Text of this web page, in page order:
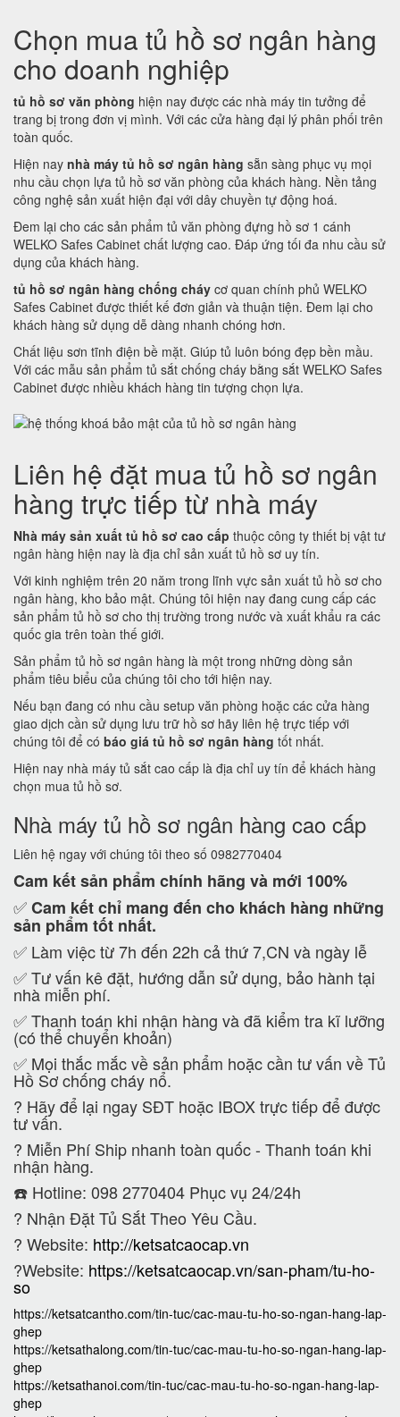
Chọn mua tủ hồ sơ ngân hàng
cho doanh nghiệp
tủ hồ sơ văn phòng hiện nay được các nhà máy tin tưởng để
trang bị trong đơn vị mình. Với các cửa hàng đại lý phân phối trên
toàn quốc.
Hiện nay nhà máy tủ hồ sơ ngân hàng sẵn sàng phục vụ mọi
nhu cầu chọn lựa tủ hồ sơ văn phòng của khách hàng. Nền tảng
công nghệ sản xuất hiện đại với dây chuyền tự động hoá.
Đem lại cho các sản phẩm tủ văn phòng đựng hồ sơ 1 cánh
WELKO Safes Cabinet chất lượng cao. Đáp ứng tối đa nhu cầu sử
dụng của khách hàng.
tủ hồ sơ ngân hàng chống cháy cơ quan chính phủ WELKO
Safes Cabinet được thiết kế đơn giản và thuận tiện. Đem lại cho
khách hàng sử dụng dễ dàng nhanh chóng hơn.
Chất liệu sơn tĩnh điện bề mặt. Giúp tủ luôn bóng đẹp bền mầu.
Với các mẫu sản phẩm tủ sắt chống cháy bằng sắt WELKO Safes
Cabinet được nhiều khách hàng tin tượng chọn lựa.
Liên hệ đặt mua tủ hồ sơ ngân
hàng trực tiếp từ nhà máy
Nhà máy sản xuất tủ hồ sơ cao cấp thuộc công ty thiết bị vật tư
ngân hàng hiện nay là địa chỉ sản xuất tủ hồ sơ uy tín.
Với kinh nghiệm trên 20 năm trong lĩnh vực sản xuất tủ hồ sơ cho
ngân hàng, kho bảo mật. Chúng tôi hiện nay đang cung cấp các
sản phẩm tủ hồ sơ cho thị trường trong nước và xuất khẩu ra các
quốc gia trên toàn thế giới.
Sản phẩm tủ hồ sơ ngân hàng là một trong những dòng sản
phẩm tiêu biểu của chúng tôi cho tới hiện nay.
Nếu bạn đang có nhu cầu setup văn phòng hoặc các cửa hàng
giao dịch cần sử dụng lưu trữ hồ sơ hãy liên hệ trực tiếp với
chúng tôi để có báo giá tủ hồ sơ ngân hàng tốt nhất.
Hiện nay nhà máy tủ sắt cao cấp là địa chỉ uy tín để khách hàng
chọn mua tủ hồ sơ.
Nhà máy tủ hồ sơ ngân hàng cao cấp
Liên hệ ngay với chúng tôi theo số 0982770404
Cam kếtsản phẩm chính hãng và mới 100%
✅Cam kếtchỉ mang đến cho khách hàng những
sản phẩm tốt nhất.
✅ Làm việc từ 7h đến 22h cả thứ 7,CN và ngày lễ
✅ Tư vấn kê đặt, hướng dẫn sử dụng, bảo hành tại
nhà miễn phí.
✅ Thanh toán khi nhận hàng và đã kiểm tra kĩ lưỡng
(có thể chuyển khoản)
✅ Mọi thắc mắc về sản phẩm hoặc cần tư vấn về Tủ
Hồ Sơ chống cháy nổ.
? Hãy để lại ngay SĐT hoặc IBOX trực tiếp để được
tư vấn.
? Miễn Phí Ship nhanh toàn quốc - Thanh toán khi
nhận hàng.
☎️ Hotline: 098 2770404 Phục vụ 24/24h
? Nhận Đặt Tủ Sắt Theo Yêu Cầu.
? Website: http://ketsatcaocap.vn
?Website: https://ketsatcaocap.vn/san-pham/tu-ho-
so
https://ketsatcantho.com/tin-tuc/cac-mau-tu-ho-so-ngan-hang-lap-
ghep
https://ketsathalong.com/tin-tuc/cac-mau-tu-ho-so-ngan-hang-lap-
ghep
https://ketsathanoi.com/tin-tuc/cac-mau-tu-ho-so-ngan-hang-lap-
ghep